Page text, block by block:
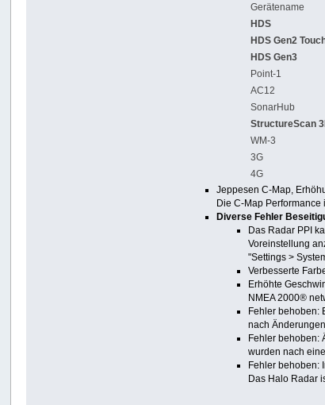
Gerätename
HDS
HDS Gen2
HDS Gen3
Point‐1
AC12
SonarHub
StructureScan
WM‐3
3G
4G
Jeppesen C-Map,
Die C-Map Performance
Diverse Fehler
Das Radar PPI
Voreinstellung
"Settings >
Verbesserte
Erhöhte
NMEA 2000®
Fehler behoben:
nach
Fehler behoben:
wurden nach
Fehler behoben:
Das Halo Radar